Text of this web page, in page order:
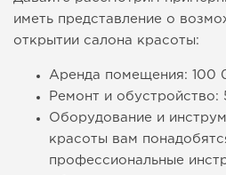
иметь представление о
открытии салона красоты:
Аренда помещения: 100
Ремонт и
Оборудование и
красоты вам
профессиональные